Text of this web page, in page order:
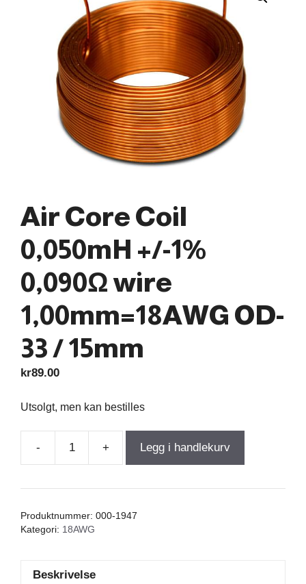
Air Core Coil
0,050mH +/-1%
0,090Ω wire
1,00mm=18AWG OD-
33 / 15mm
kr89.00
Utsolgt, men kan bestilles
-
Coil
+ Legg i handlekurv
Produktnummer: 000-1947
Kategori: 18AWG
Beskrivelse